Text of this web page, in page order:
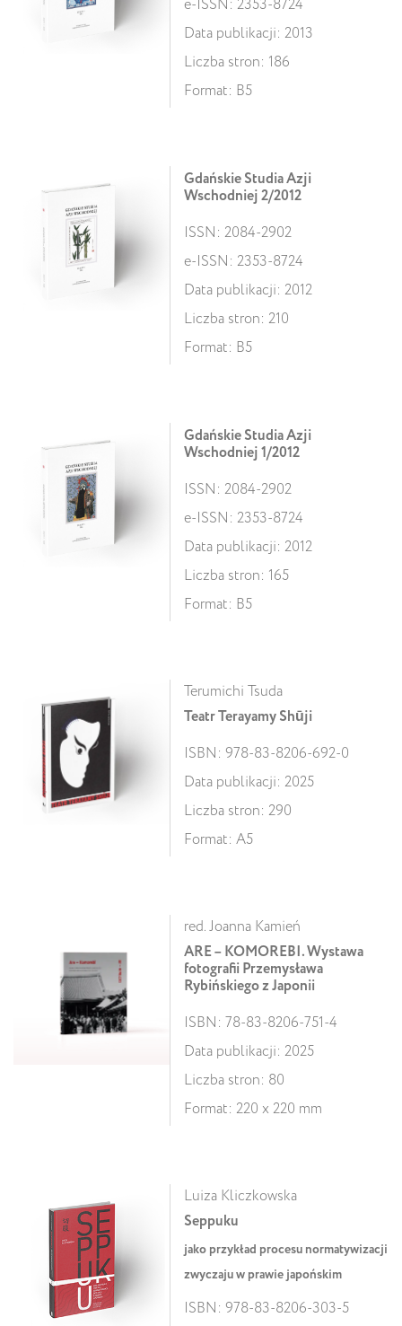
e-ISSN: 2353-8724
Data publikacji: 2013
Liczba stron: 186
Format: B5
Gdańskie Studia Azji
Wschodniej 2/2012
ISSN: 2084-2902
e-ISSN: 2353-8724
Data publikacji: 2012
Liczba stron: 210
Format: B5
Gdańskie Studia Azji
Wschodniej 1/2012
ISSN: 2084-2902
e-ISSN: 2353-8724
Data publikacji: 2012
Liczba stron: 165
Format: B5
Terumichi Tsuda
Teatr Terayamy Shūji
ISBN: 978-83-8206-692-0
Data publikacji: 2025
Liczba stron: 290
Format: A5
red. Joanna Kamień
ARE – KOMOREBI. Wystawa
fotografii Przemysława
Rybińskiego z Japonii
ISBN: 78-83-8206-751-4
Data publikacji: 2025
Liczba stron: 80
Format: 220 x 220 mm
Luiza Kliczkowska
Seppuku
jako przykład procesu normatywizacji
zwyczaju w prawie japońskim
ISBN: 978-83-8206-303-5